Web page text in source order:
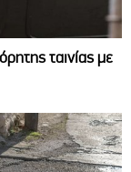
ταινίας με